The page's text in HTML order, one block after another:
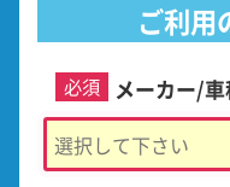
ご利用
メーカー/車
必須